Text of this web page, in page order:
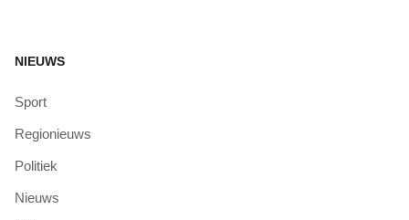
NIEUWS
Sport
Regionieuws
Politiek
Nieuws